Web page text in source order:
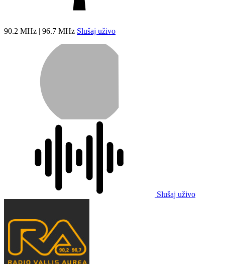
90.2 MHz | 96.7 MHz Slušaj uživo
Slušaj uživo